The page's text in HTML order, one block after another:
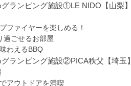
ランピング施設①LE NIDO【山梨】
ファイヤーを楽しめる！
過ごせるお部屋
わえるBBQ
ランピング施設②PICA秩父【埼玉】
アウトドアを満喫